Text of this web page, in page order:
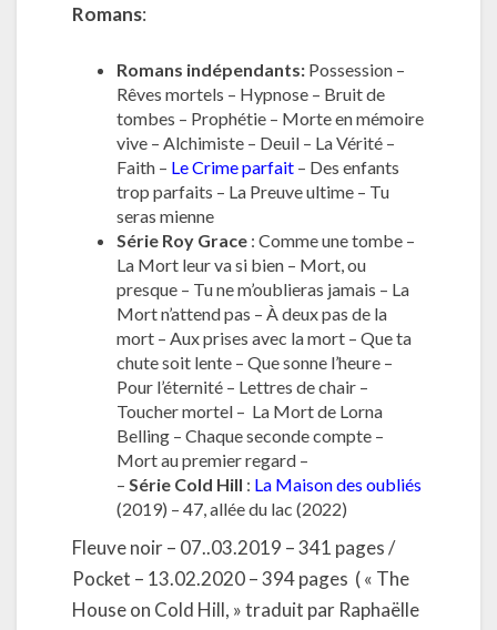
Romans:
Romans indépendants: Possession –
Rêves mortels – Hypnose – Bruit de
tombes – Prophétie – Morte en mémoire
vive – Alchimiste – Deuil – La Vérité –
Faith – Le Crime parfait – Des enfants
trop parfaits – La Preuve ultime – Tu
seras mienne
Série Roy Grace : Comme une tombe –
La Mort leur va si bien – Mort, ou
presque – Tu ne m’oublieras jamais – La
Mort n’attend pas – À deux pas de la
mort – Aux prises avec la mort – Que ta
chute soit lente – Que sonne l’heure –
Pour l’éternité – Lettres de chair –
Toucher mortel – La Mort de Lorna
Belling – Chaque seconde compte –
Mort au premier regard –
– Série Cold Hill : La Maison des oubliés
(2019) – 47, allée du lac (2022)
Fleuve noir – 07..03.2019 – 341 pages /
Pocket – 13.02.2020 – 394 pages ( « The
House on Cold Hill, » traduit par Raphaëlle